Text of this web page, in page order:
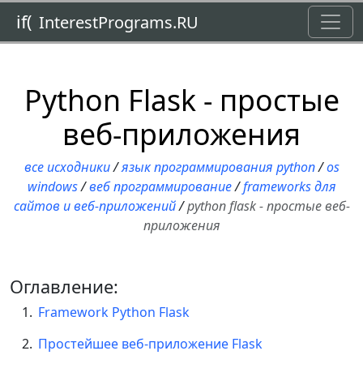
if( InterestPrograms.RU
Python Flask - простые
веб-приложения
все исходники/язык программирования python/os
windows/веб программирование/frameworks для
сайтов и веб-приложений/python flask - простые веб-
приложения
Оглавление:
Framework Python Flask
Простейшее веб-приложение Flask